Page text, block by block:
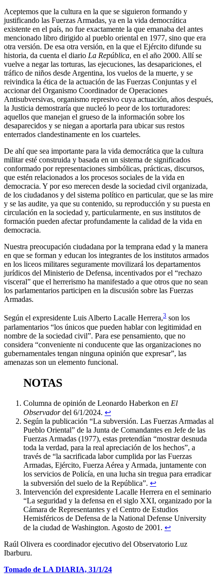
Aceptemos que la cultura en la que se siguieron formando y
justificando las Fuerzas Armadas, ya en la vida democrática
existente en el país, no fue exactamente la que emanaba del antes
mencionado libro dirigido al pueblo oriental en 1977, sino que era
otra versión. De esa otra versión, en la que el Ejército difunde su
historia, da cuenta el diario La República, en el año 2000. Allí se
vuelve a negar las torturas, las ejecuciones, las desapariciones, el
tráfico de niños desde Argentina, los vuelos de la muerte, y se
reivindica la ética de la actuación de las Fuerzas Conjuntas y el
accionar del Organismo Coordinador de Operaciones
Antisubversivas, organismo represivo cuya actuación, años después,
la Justicia demostraría que nucleó lo peor de los torturadores:
aquellos que manejan el grueso de la información sobre los
desaparecidos y se niegan a aportarla para ubicar sus restos
enterrados clandestinamente en los cuarteles.
De ahí que sea importante para la vida democrática que la cultura
militar esté construida y basada en un sistema de significados
conformado por representaciones simbólicas, prácticas, discursos,
que estén relacionados a los procesos sociales de la vida en
democracia. Y por eso merecen desde la sociedad civil organizada,
de los ciudadanos y del sistema político en particular, que se las mire
y se las audite, ya que su contenido, su reproducción y su puesta en
circulación en la sociedad y, particularmente, en sus institutos de
formación pueden afectar profundamente la calidad de la vida en
democracia.
Nuestra preocupación ciudadana por la temprana edad y la manera
en que se forman y educan los integrantes de los institutos armados
en los liceos militares seguramente movilizará los departamentos
jurídicos del Ministerio de Defensa, incentivados por el “rechazo
visceral” que el herrerismo ha manifestado a que otros que no sean
los parlamentarios participen en la discusión sobre las Fuerzas
Armadas.
Según el expresidente Luis Alberto Lacalle Herrera,3 son los
parlamentarios “los únicos que pueden hablar con legitimidad en
nombre de la sociedad civil”. Para ese pensamiento, que no
considera “conveniente ni conducente que las organizaciones no
gubernamentales tengan ninguna opinión que expresar”, las
amenazas son un elemento funcional.
NOTAS
Columna de opinión de Leonardo Haberkon en El
Observadordel 6/1/2024. ↩︎
Según la publicación “La subversión. Las Fuerzas Armadas al
Pueblo Oriental” de la Junta de Comandantes en Jefe de las
Fuerzas Armadas (1977), estas pretendían “mostrar desnuda
toda la verdad, para la real apreciación de los hechos”, a
través de “la sacrificada labor cumplida por las Fuerzas
Armadas, Ejército, Fuerza Aérea y Armada, juntamente con
los servicios de Policía, en una lucha sin tregua para erradicar
la subversión del suelo de la República”. ↩︎
Intervención del expresidente Lacalle Herrera en el seminario
“La seguridad y la defensa en el siglo XXI, organizado por la
Cámara de Representantes y el Centro de Estudios
Hemisféricos de Defensa de la National Defense University
de la ciudad de Washington. Agosto de 2001. ↩︎
Raúl Olivera es coordinador ejecutivo del Observatorio Luz
Ibarburu.
Tomado de LA DIARIA, 31/1/24